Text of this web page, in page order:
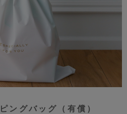
ングバッグ（有償）